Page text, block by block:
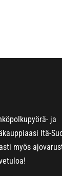
ja
Itä-
myös